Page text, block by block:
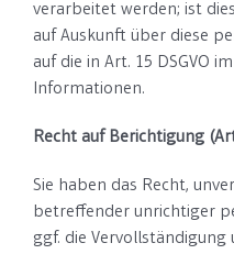
verarbeitet werden; ist
auf Auskunft über diese
auf die in Art. 15 DSGVO
Informationen.
Recht auf Berichtigung
Sie haben das Recht,
betreffender unrichtiger
ggf. die